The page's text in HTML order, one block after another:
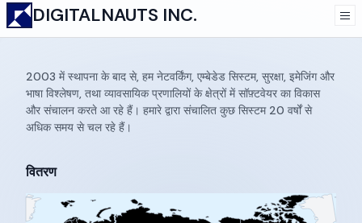
DIGITALNAUTS INC.
Engineering
2003 में स्थापना के बाद से, हम नेटवर्किंग, एम्बेडेड सिस्टम, सुरक्षा, इमेजिंग और
भाषा विश्लेषण, तथा व्यावसायिक प्रणालियों के क्षेत्रों में सॉफ़्टवेयर का विकास
और संचालन करते आ रहे हैं। हमारे द्वारा संचालित कुछ सिस्टम 20 वर्षों से
अधिक समय से चल रहे हैं।
वितरण